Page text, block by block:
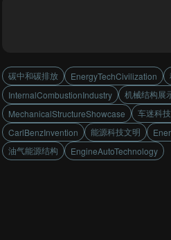
碳中和碳排放 EnergyTechCivilization
InternalCombustionIndustry
机械结构展
MechanicalStructureShowcase
车迷科
CarlBenzInvention
能源科技文明
油气能源结构
EngineAutoTechnology